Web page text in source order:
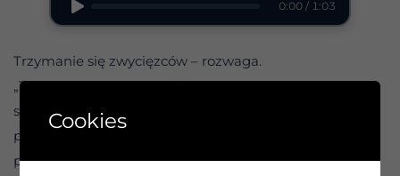
0:00 / 1:03
Trzymanie się zwycięzców – rozwaga.
„Trzymaj się zwycięzców”, mówi się nowicjuszom na
spotkaniach Dwunastu Kroków. Prawdziwym
przesłaniem tego stwierdzenia jest dzielenie się
postawami i działaniami ludzi, którzy odnoszą sukcesy
Cookies